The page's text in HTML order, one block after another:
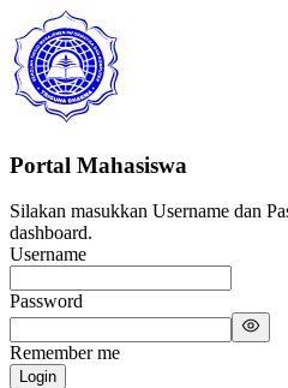
Portal Mahasiswa
Silakan masukkan Username dan
dashboard.
Username
Password
Remember me
Login